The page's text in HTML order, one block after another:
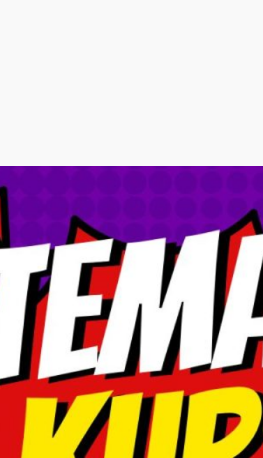
Ønsker du å melde deg på?
Klikk på knappen under for mer informasjon
om pris, medlemskap og vilkår til betaling.
Du kan også følge oss på sosiale medier for
å holde deg oppdatert.
Link til påmelding Instagram